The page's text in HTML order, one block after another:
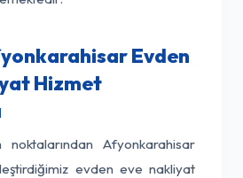
Evden
Hizmet
Afyonkarahisar
evden eve nakliyat